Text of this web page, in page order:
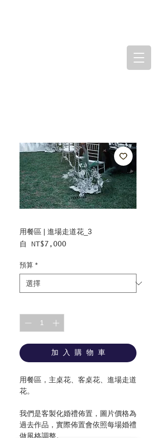
用餐區 | 進場走道花_3
自 NT$7,000促
預算 *
加 入 購 物 車
用餐區，主桌花、客桌花、進場走道
花。
我們是客製化婚禮佈置，圖片價格為
過去作品，實際佈置會依照每場婚禮
做風格調整。